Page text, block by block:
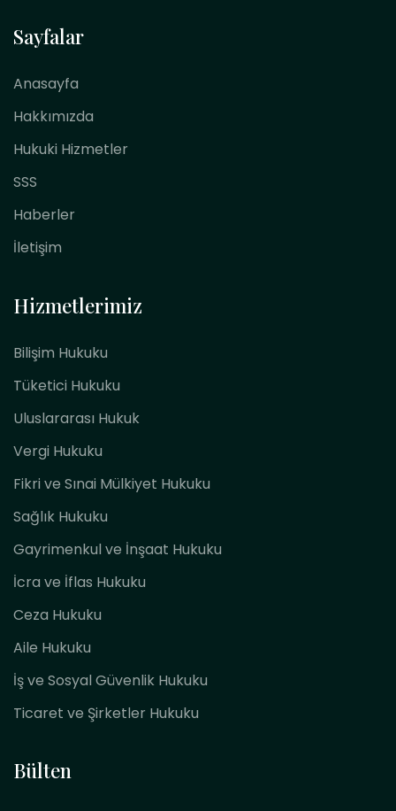
Sayfalar
Anasayfa
Hakkımızda
Hukuki Hizmetler
SSS
Haberler
İletişim
Hizmetlerimiz
Bilişim Hukuku
Tüketici Hukuku
Uluslararası Hukuk
Vergi Hukuku
Fikri ve Sınai Mülkiyet Hukuku
Sağlık Hukuku
Gayrimenkul ve İnşaat Hukuku
İcra ve İflas Hukuku
Ceza Hukuku
Aile Hukuku
İş ve Sosyal Güvenlik Hukuku
Ticaret ve Şirketler Hukuku
Bülten